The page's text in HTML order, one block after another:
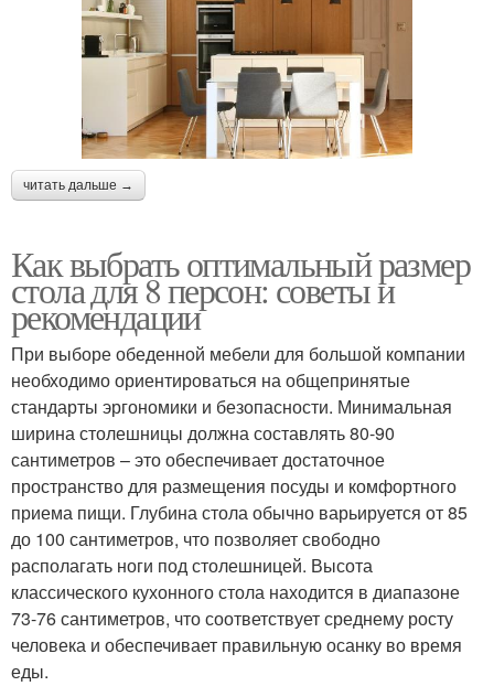
читать дальше →
Как выбрать оптимальный размер
стола для 8 персон: советы и
рекомендации
При выборе обеденной мебели для большой компании
необходимо ориентироваться на общепринятые
стандарты эргономики и безопасности. Минимальная
ширина столешницы должна составлять 80-90
сантиметров – это обеспечивает достаточное
пространство для размещения посуды и комфортного
приема пищи. Глубина стола обычно варьируется от 85
до 100 сантиметров, что позволяет свободно
располагать ноги под столешницей. Высота
классического кухонного стола находится в диапазоне
73-76 сантиметров, что соответствует среднему росту
человека и обеспечивает правильную осанку во время
еды.